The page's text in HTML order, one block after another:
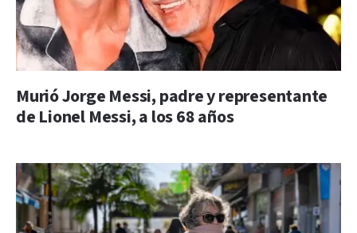
Murió Jorge Messi, padre y representante
de Lionel Messi, a los 68 años